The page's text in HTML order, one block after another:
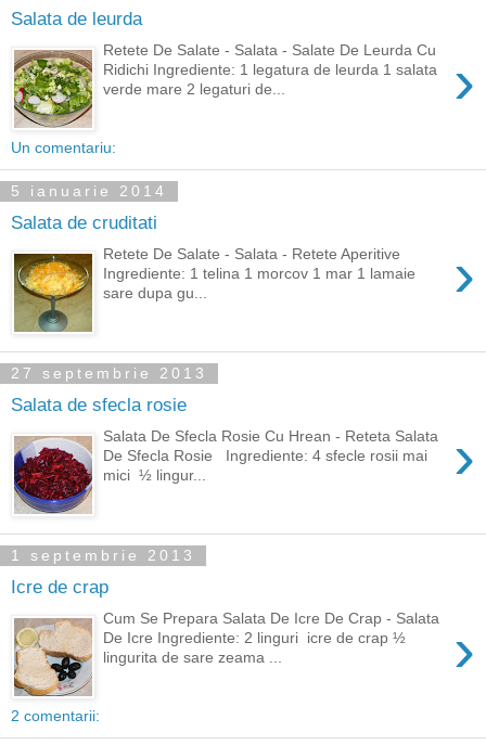
Salata de leurda
›
Retete De Salate - Salata - Salate De Leurda Cu
Ridichi Ingrediente: 1 legatura de leurda 1 salata
verde mare 2 legaturi de...
Un comentariu:
5 ianuarie 2014
Salata de cruditati
›
Retete De Salate - Salata - Retete Aperitive
Ingrediente: 1 telina 1 morcov 1 mar 1 lamaie
sare dupa gu...
27 septembrie 2013
Salata de sfecla rosie
›
Salata De Sfecla Rosie Cu Hrean - Reteta Salata
De Sfecla Rosie Ingrediente: 4 sfecle rosii mai
mici ½ lingur...
1 septembrie 2013
Icre de crap
›
Cum Se Prepara Salata De Icre De Crap - Salata
De Icre Ingrediente: 2 linguri icre de crap ½
lingurita de sare zeama ...
2 comentarii: